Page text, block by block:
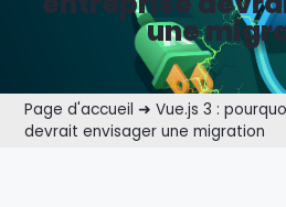
une
Page d'accueil ➜Vue.js 3 :
devrait envisager une migration